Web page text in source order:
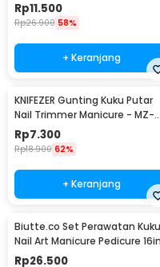
Rp11.500
Rp26.900 58%
+ Keranjang
KNIFEZER Gunting Kuku Putar
Nail Trimmer Manicure - MZ-
017
Rp7.300
Rp18.900 62%
+ Keranjang
Biutte.co Set Perawatan Kuku
Nail Art Manicure Pedicure
- MJ1096-01
Rp26.500